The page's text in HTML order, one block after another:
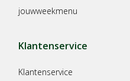
jouwweekmenu
Klantenservice
Klantenservice